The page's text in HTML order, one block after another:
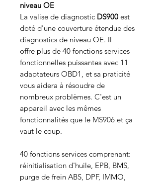
niveau OE
La valise de diagnostic DS900 est
doté d'une couverture étendue des
diagnostics de niveau OE. Il
offre plus de 40 fonctions services
fonctionnelles puissantes avec 11
adaptateurs OBD1, et sa praticité
vous aidera à résoudre de
nombreux problèmes. C'est un
appareil avec les mêmes
fonctionnalités que le MS906 et ça
vaut le coup.
40 fonctions services comprenant:
réinitialisation d'huile, EPB, BMS,
purge de frein ABS, DPF, IMMO,